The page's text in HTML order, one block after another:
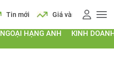
Giá vàng Giá xăng Lịch
NGOẠI HẠNG ANH KINH